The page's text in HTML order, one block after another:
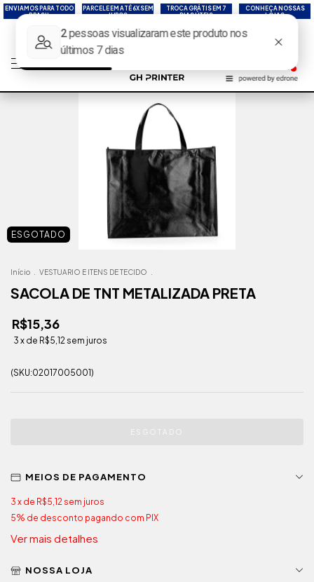
ENVIAMOS PARA TODO
BRASIL
PARCELE EM ATÉ 6X SEM
JUROS
TROCA GRÁTIS EM 7
DIAS ÚTEIS
CONHEÇA NOSSAS
LOJAS
ESGOTADO
Início VESTUARIO E ITENS DE TECIDO
SACOLA DE TNT METALIZADA PRETA
R$15,36
3 x de R$5,12 sem juros
(SKU:02017005001)
MEIOS DE PAGAMENTO
3 x de R$5,12 sem juros
5% de desconto pagando com PIX
Ver mais detalhes
NOSSA LOJA